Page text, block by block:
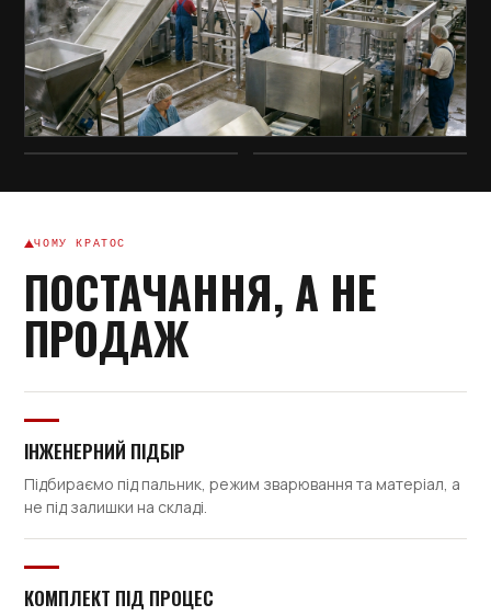
ЧОМУ КРАТОС
ПОСТАЧАННЯ, А НЕ
ПРОДАЖ
ІНЖЕНЕРНИЙ ПІДБІР
Підбираємо під пальник, режим зварювання та матеріал, а
не під залишки на складі.
КОМПЛЕКТ ПІД ПРОЦЕС